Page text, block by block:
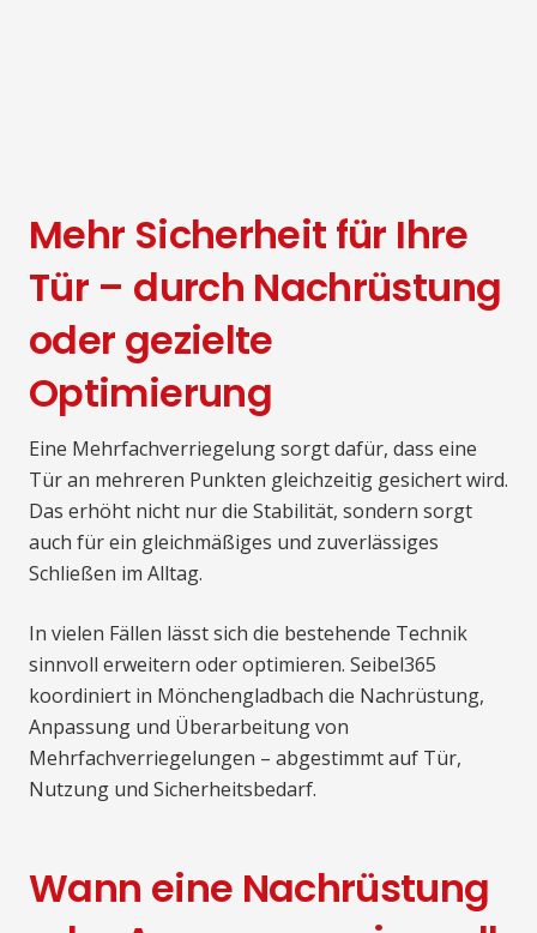
Mehr Sicherheit für Ihre
Tür – durch Nachrüstung
oder gezielte
Optimierung
Eine Mehrfachverriegelung sorgt dafür, dass eine
Tür an mehreren Punkten gleichzeitig gesichert wird.
Das erhöht nicht nur die Stabilität, sondern sorgt
auch für ein gleichmäßiges und zuverlässiges
Schließen im Alltag.
In vielen Fällen lässt sich die bestehende Technik
sinnvoll erweitern oder optimieren. Seibel365
koordiniert in Mönchengladbach die Nachrüstung,
Anpassung und Überarbeitung von
Mehrfachverriegelungen – abgestimmt auf Tür,
Nutzung und Sicherheitsbedarf.
Wann eine Nachrüstung